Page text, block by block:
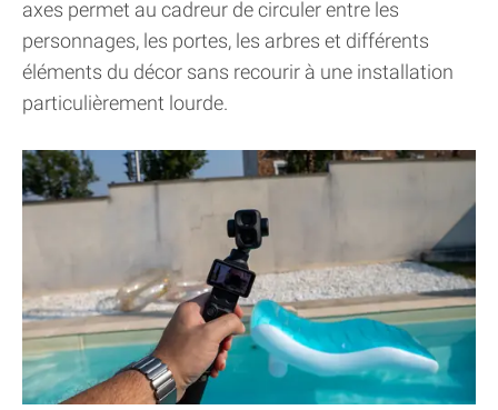
axes permet au cadreur de circuler entre les
personnages, les portes, les arbres et différents
éléments du décor sans recourir à une installation
particulièrement lourde.